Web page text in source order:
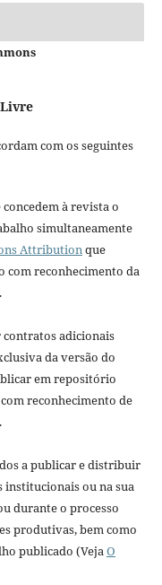
com os seguintes
à revista o
simultaneamente
Attribution que
reconhecimento da
contratos adicionais
da versão do
em repositório
reconhecimento de
a publicar e distribuir
ou na sua
durante o processo
produtivas, bem como
publicado (Veja O